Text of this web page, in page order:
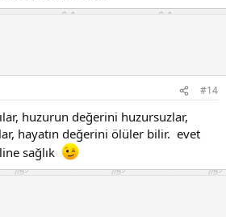
#14
huzurun değerini huzursuzlar,
hayatın değerini ölüler bilir. evet
sağlık